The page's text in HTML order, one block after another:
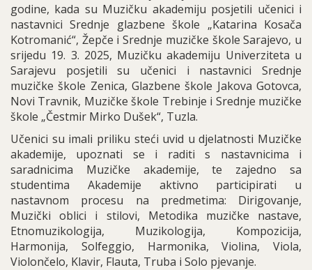
godine, kada su Muzičku akademiju posjetili učenici i
nastavnici Srednje glazbene škole „Katarina Kosača
Kotromanić“, Žepče i Srednje muzičke škole Sarajevo, u
srijedu 19. 3. 2025, Muzičku akademiju Univerziteta u
Sarajevu posjetili su učenici i nastavnici Srednje
muzičke škole Zenica, Glazbene škole Jakova Gotovca,
Novi Travnik, Muzičke škole Trebinje i Srednje muzičke
škole „Čestmir Mirko Dušek“, Tuzla.
Učenici su imali priliku steći uvid u djelatnosti Muzičke
akademije, upoznati se i raditi s nastavnicima i
saradnicima Muzičke akademije, te zajedno sa
studentima Akademije aktivno participirati u
nastavnom procesu na predmetima: Dirigovanje,
Muzički oblici i stilovi, Metodika muzičke nastave,
Etnomuzikologija, Muzikologija, Kompozicija,
Harmonija, Solfeggio, Harmonika, Violina, Viola,
Violončelo, Klavir, Flauta, Truba i Solo pjevanje.